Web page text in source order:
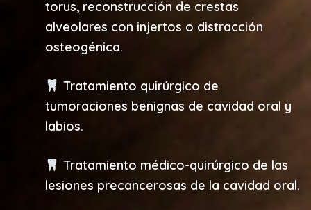
torus, reconstrucción de crestas
alveolares con injertos o distracción
osteogénica.
Tratamiento quirúrgico de
tumoraciones benignas de cavidad oral y
labios.
Tratamiento médico-quirúrgico de las
lesiones precancerosas de la cavidad oral.